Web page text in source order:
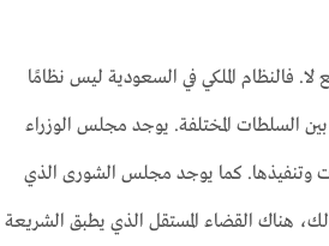
فالنظام الملكي في السعودية ليس نظامًا
السلطات المختلفة. يوجد مجلس الوزراء
وتنفيذها. كما يوجد مجلس الشورى الذي
هناك القضاء المستقل الذي يطبق الشريعة